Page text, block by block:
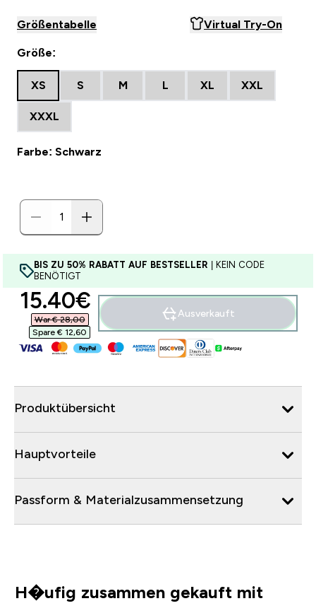
Größentabelle Virtual Try-On
Größe:
XS S M L XL XXL
XXXL
Farbe: Schwarz
BIS ZU 50% RABATT AUF BESTSELLER | KEIN CODE
BENÖTIGT
discounted price
15.40€‎
War € 28,00‎
Spare € 12,60‎
Ausverkauft
Produktübersicht
Hauptvorteile
Passform & Materialzusammensetzung
H�ufig zusammen gekauft mit